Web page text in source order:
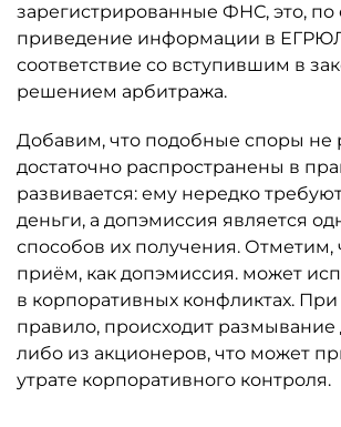
зарегистрированные ФНС, это, по
приведение информации в
соответствие со вступившим в
решением арбитража.
Добавим, что подобные споры не
достаточно распространены в
развивается: ему нередко
деньги, а допэмиссия является
способов их получения. Отметим,
приём, как допэмиссия. может
в корпоративных конфликтах. При
правило, происходит размывание
либо из акционеров, что может
утрате корпоративного контроля.